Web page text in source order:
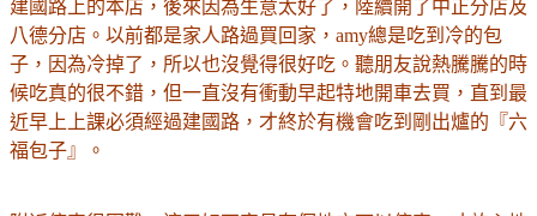
建國路上的本店，後來因為生意太好了，陸續開了中正分店及
八德分店。以前都是家人路過買回家，amy總是吃到冷的包
子，因為冷掉了，所以也沒覺得很好吃。聽朋友說熱騰騰的時
候吃真的很不錯，但一直沒有衝動早起特地開車去買，直到最
近早上上課必須經過建國路，才終於有機會吃到剛出爐的『六
福包子』。